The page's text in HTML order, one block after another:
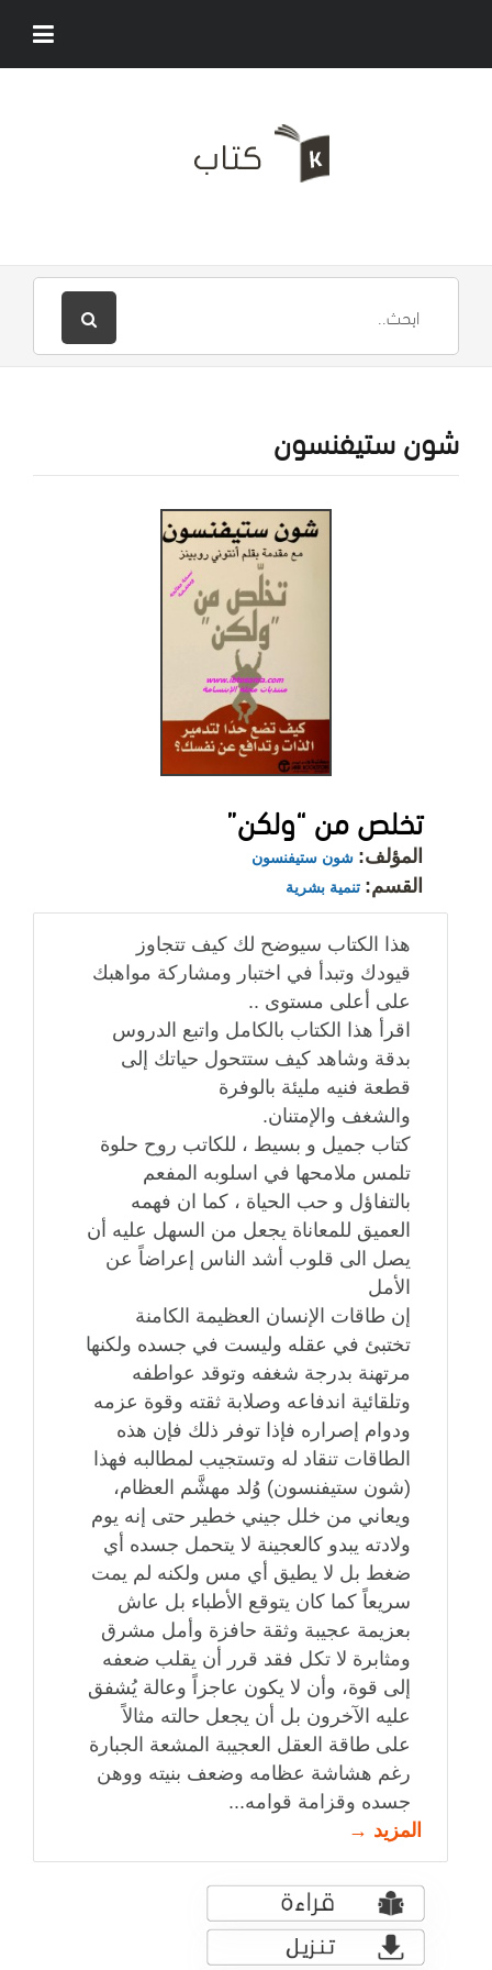
شون ستيفنسون
تخلص من “ولكن”
المؤلف: شون ستيفنسون
القسم: تنمية بشرية
هذا الكتاب سيوضح لك كيف تتجاوز
قيودك وتبدأ في اختبار ومشاركة مواهبك
على أعلى مستوى ..
اقرأ هذا الكتاب بالكامل واتبع الدروس
بدقة وشاهد كيف ستتحول حياتك إلى
قطعة فنيه مليئة بالوفرة
والشغف والإمتنان.
كتاب جميل و بسيط ، للكاتب روح حلوة
تلمس ملامحها في اسلوبه المفعم
بالتفاؤل و حب الحياة ، كما ان فهمه
العميق للمعاناة يجعل من السهل عليه أن
يصل الى قلوب أشد الناس إعراضاً عن
الأمل
إن طاقات الإنسان العظيمة الكامنة
تختبئ في عقله وليست في جسده ولكنها
مرتهنة بدرجة شغفه وتوقد عواطفه
وتلقائية اندفاعه وصلابة ثقته وقوة عزمه
ودوام إصراره فإذا توفر ذلك فإن هذه
الطاقات تنقاد له وتستجيب لمطالبه فهذا
(شون ستيفنسون) وُلد مهشَّم العظام،
ويعاني من خلل جيني خطير حتى إنه يوم
ولادته يبدو كالعجينة لا يتحمل جسده أي
ضغط بل لا يطيق أي مس ولكنه لم يمت
سريعاً كما كان يتوقع الأطباء بل عاش
بعزيمة عجيبة وثقة حافزة وأمل مشرق
ومثابرة لا تكل فقد قرر أن يقلب ضعفه
إلى قوة، وأن لا يكون عاجزاً وعالة يُشفق
عليه الآخرون بل أن يجعل حالته مثالاً
على طاقة العقل العجيبة المشعة الجبارة
رغم هشاشة عظامه وضعف بنيته ووهن
جسده وقزامة قوامه...
المزيد →